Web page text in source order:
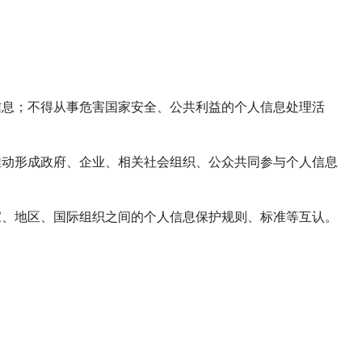
；不得从事危害国家安全、公共利益的个人信息处理活
形成政府、企业、相关社会组织、公众共同参与个人信息
区、国际组织之间的个人信息保护规则、标准等互认。